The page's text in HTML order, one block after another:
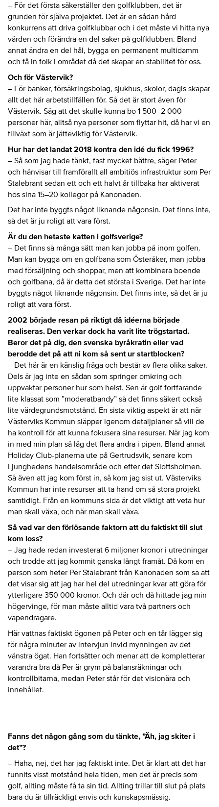
– För det första säkerställer den golfklubben, det är
grunden för själva projektet. Det är en sådan hård
konkurrens att driva golfklubbar och i det måste vi hitta nya
värden och förändra en del saker på golfklubben. Bland
annat ändra en del hål, bygga en permanent multidamm
och få in folk i området då det skapar en stabilitet för oss.
Och för Västervik?
– För banker, försäkringsbolag, sjukhus, skolor, dagis skapar
allt det här arbetstillfällen för. Så det är stort även för
Västervik. Säg att det skulle kunna bo 1 500–2 000
personer här, alltså nya personer som flyttar hit, då har vi en
tillväxt som är jätteviktig för Västervik.
Hur har det landat 2018 kontra den idé du fick 1996?
– Så som jag hade tänkt, fast mycket bättre, säger Peter
och hänvisar till framförallt all ambitiös infrastruktur som Per
Stalebrant sedan ett och ett halvt år tillbaka har aktiverat
hos sina 15–20 kollegor på Kanonaden.
Det har inte byggts något liknande någonsin. Det finns inte,
så det är ju roligt att vara först.
Är du den hetaste katten i golfsverige?
– Det finns så många sätt man kan jobba på inom golfen.
Man kan bygga om en golfbana som Österåker, man jobba
med försäljning och shoppar, men att kombinera boende
och golfbana, då är detta det största i Sverige. Det har inte
byggts något liknande någonsin. Det finns inte, så det är ju
roligt att vara först.
2002 började resan på riktigt då idéerna började
realiseras. Den verkar dock ha varit lite trögstartad.
Beror det på dig, den svenska byråkratin eller vad
berodde det på att ni kom så sent ur startblocken?
– Det här är en känslig fråga och består av flera olika saker.
Dels är jag inte en sådan som springer omkring och
uppvaktar personer hur som helst. Sen är golf fortfarande
lite klassat som ”moderatbandy” så det finns säkert också
lite värdegrundsmotstånd. En sista viktig aspekt är att när
Västerviks Kommun släpper igenom detaljplaner så vill de
ha kontroll för att kunna fokusera sina resurser. När jag kom
in med min plan så låg det flera andra i pipen. Bland annat
Holiday Club-planerna ute på Gertrudsvik, senare kom
Ljunghedens handelsområde och efter det Slottsholmen.
Så även att jag kom först in, så kom jag sist ut. Västerviks
Kommun har inte resurser att ta hand om så stora projekt
samtidigt. Från en kommuns sida är det viktigt att veta hur
man skall växa, och när man skall växa.
Så vad var den förlösande faktorn att du faktiskt till slut
kom loss?
– Jag hade redan investerat 6 miljoner kronor i utredningar
och trodde att jag kommit ganska långt framåt. Då kom en
person som heter Per Stalebrant från Kanonaden som sa att
det visar sig att jag har hel del utredningar kvar att göra för
ytterligare 350 000 kronor. Och där och då hittade jag min
högervinge, för man måste alltid vara två partners och
vapendragare.
Här vattnas faktiskt ögonen på Peter och en tår lägger sig
för några minuter av intervjun invid mynningen av det
vänstra ögat. Han fortsätter och menar att de kompletterar
varandra bra då Per är grym på balansräkningar och
kontrollbitarna, medan Peter står för det visionära och
innehållet.
Fanns det någon gång som du tänkte, ”Äh, jag skiter i
det”?
– Haha, nej, det har jag faktiskt inte. Det är klart att det har
funnits visst motstånd hela tiden, men det är precis som
golf, allting måste få ta sin tid. Allting trillar till slut på plats
bara du är tillräckligt envis och kunskapsmässig.